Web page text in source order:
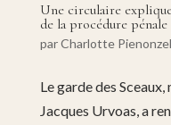
Une circulaire
de la procédure pénale
parCharlotte
Le garde des
Jacques Urvoas, a